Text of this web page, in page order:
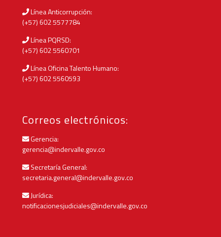
Línea Anticorrupción:
(+57) 602 5577784
Línea PQRSD:
(+57) 602 5560701
Línea Oficina Talento Humano:
(+57) 602 5560593
Correos electrónicos:
Gerencia:
gerencia@indervalle.gov.co
Secretaría General:
secretaria.general@indervalle.gov.co
Jurídica:
notificacionesjudiciales@indervalle.gov.co